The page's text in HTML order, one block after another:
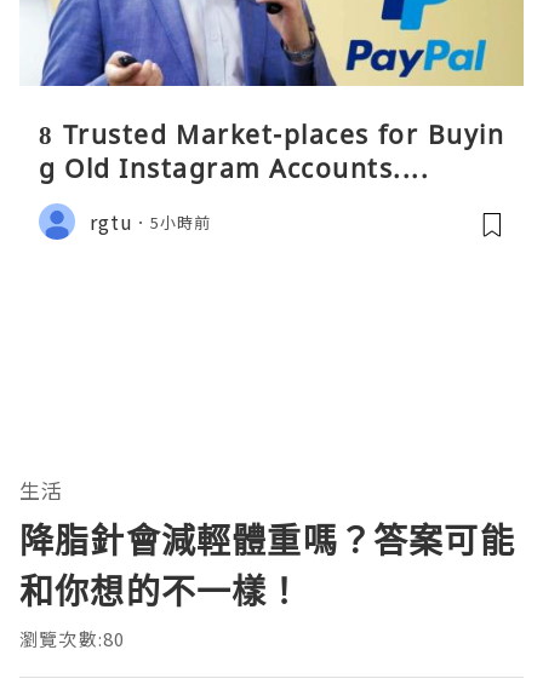
8 Trusted Market-places for Buyin
g Old Instagram Accounts....
rgtu 5小時前
生活
降脂針會減輕體重嗎？答案可能
和你想的不一樣！
瀏覽次數:80